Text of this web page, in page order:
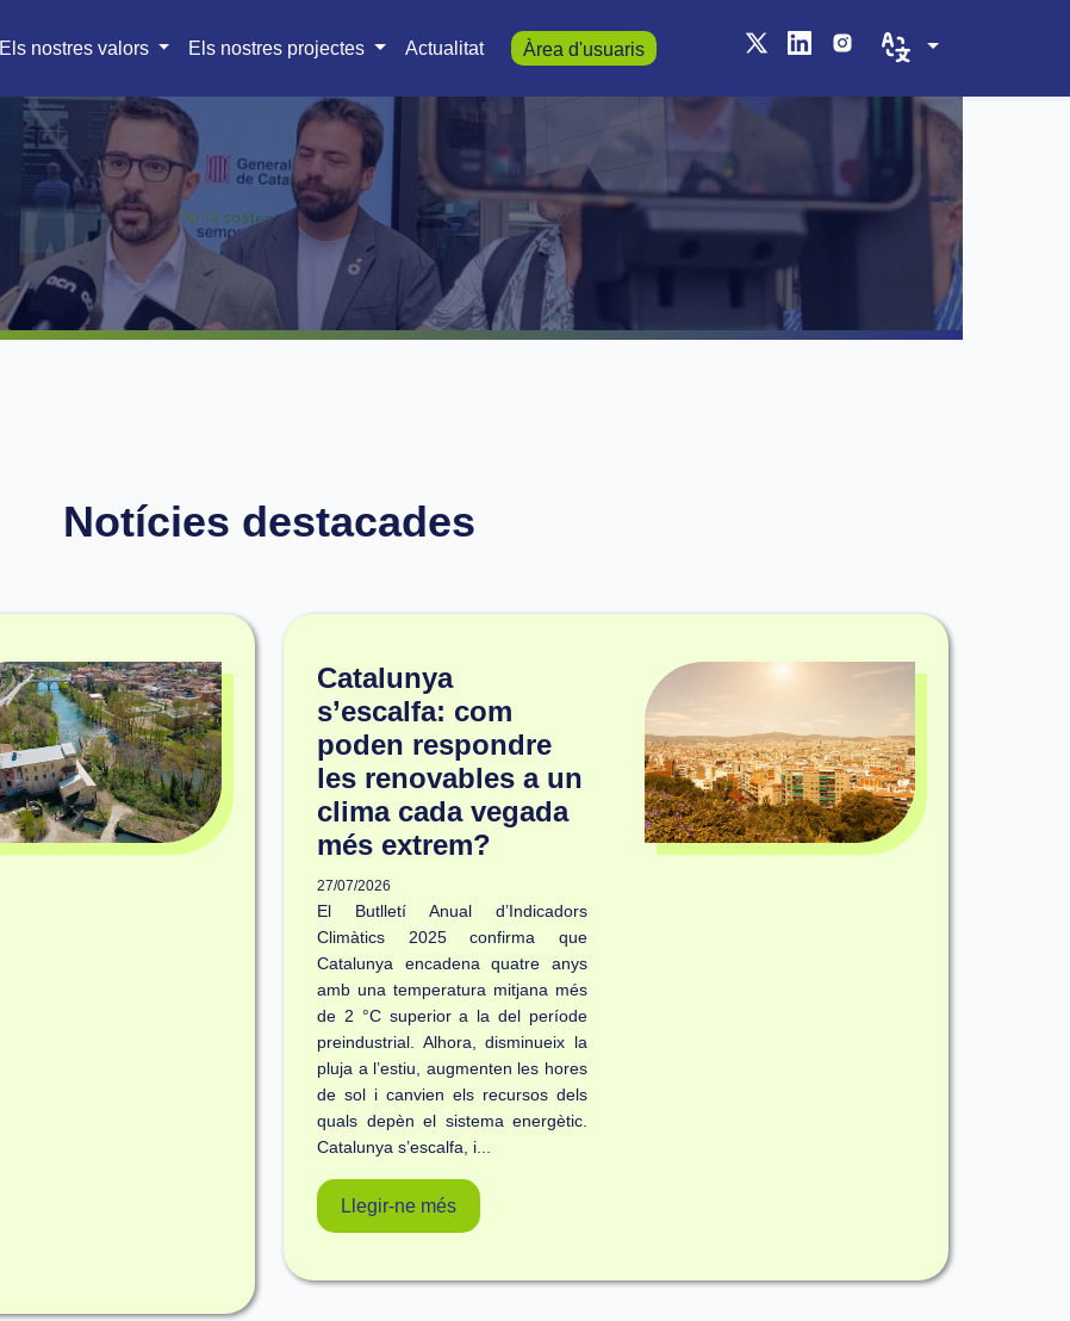
Els nostres valors Els nostres projectes Actualitat Àrea d'usuaris
Notícies destacades
Catalunya
s’escalfa: com
poden respondre
les renovables a un
clima cada vegada
més extrem?
27/07/2026
El Butlletí Anual d’Indicadors
Climàtics 2025 confirma que
Catalunya encadena quatre anys
amb una temperatura mitjana més
de 2 °C superior a la del període
preindustrial. Alhora, disminueix la
pluja a l’estiu, augmenten les hores
de sol i canvien els recursos dels
quals depèn el sistema energètic.
Catalunya s’escalfa, i...
Llegir-ne més